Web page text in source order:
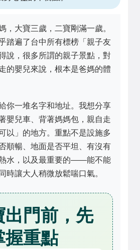
，大寶三歲，二寶剛滿一歲。
踏遍了台中所有標榜「親子友
說，很多所謂的親子景點，對
的嬰兒來說，根本是爸媽的體
你一堆名字和地址。我想分享
嬰兒車、背著媽媽包，親自走
以」的地方。重點不是設施多
順暢、地面是否平坦、有沒有
水，以及最重要的——能不能
時讓大人稍微放鬆喘口氣。
出門前，先
重點